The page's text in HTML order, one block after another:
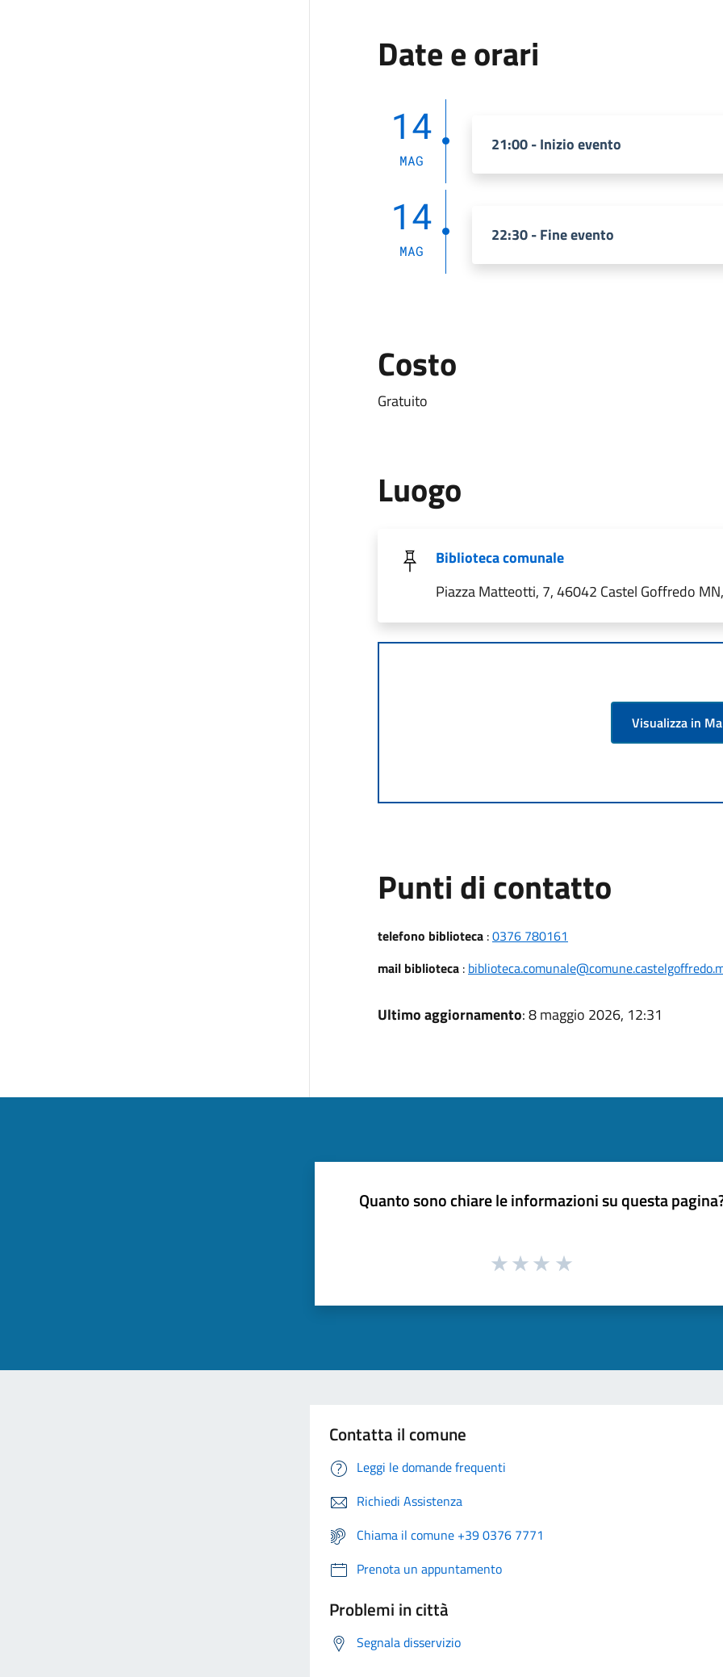
Date e orari
14
MAG
21:00 - Inizio evento
14
MAG
22:30 - Fine evento
Costo
Gratuito
Luogo
Biblioteca comunale
Piazza Matteotti, 7, 46042 Castel Goffredo
Visualizza in
Punti di contatto
telefono biblioteca:0376 780161
mail biblioteca:
Ultimo aggiornamento: 8 maggio 2026, 12:31
Quanto sono chiare le informazioni su questa
Contatta il comune
Leggi le domande frequenti
Richiedi Assistenza
Chiama il comune +39 0376 7771
Prenota un appuntamento
Problemi in città
Segnala disservizio